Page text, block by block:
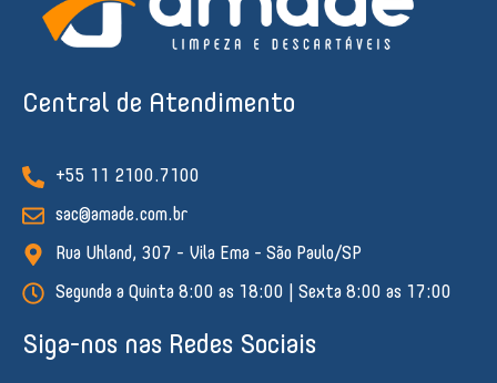
Central de Atendimento
+55 11 2100.7100
sac@amade.com.br
Rua Uhland, 307 - Vila Ema - São Paulo/SP
Segunda a Quinta 8:00 as 18:00 | Sexta 8:00 as 17:00
Siga-nos nas Redes Sociais